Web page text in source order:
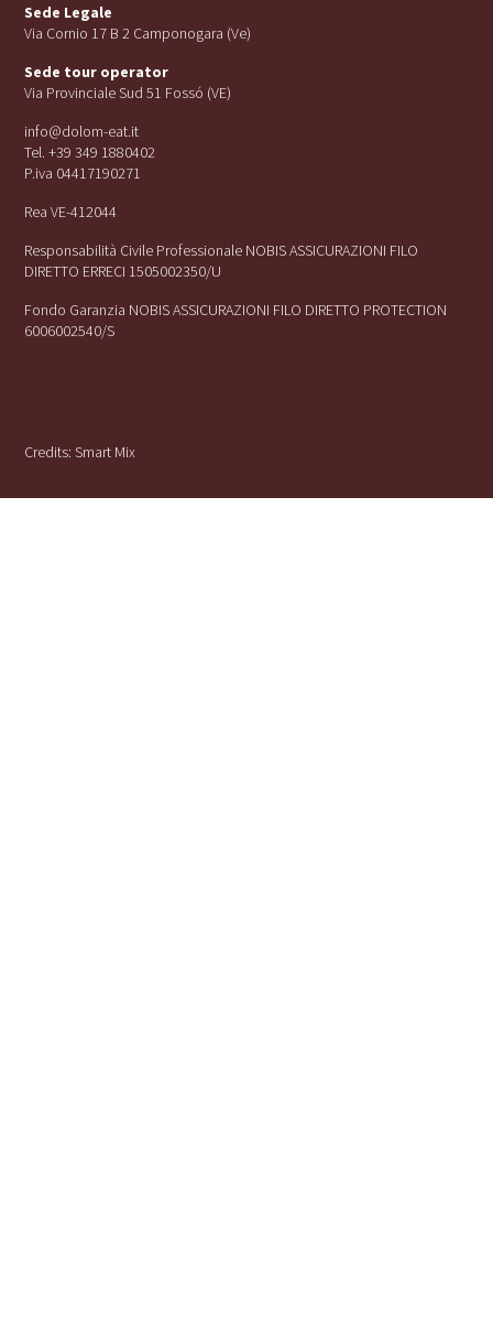
Sede Legale
Via Cornio 17 B 2 Camponogara (Ve)
Sede tour operator
Via Provinciale Sud 51 Fossó (VE)
info@dolom-eat.it
Tel. +39 349 1880402
P.iva 04417190271
Rea VE-412044
Responsabilità Civile Professionale NOBIS ASSICURAZIONI FILO
DIRETTO ERRECI 1505002350/U
Fondo Garanzia NOBIS ASSICURAZIONI FILO DIRETTO PROTECTION
6006002540/S
Credits:Smart Mix